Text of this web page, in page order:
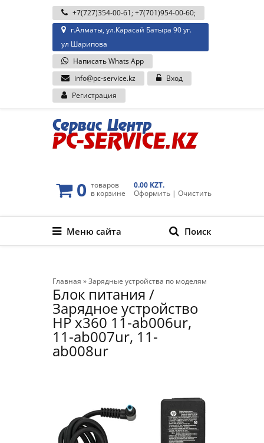
+7(727)354-00-61;+7(701)954-00-60;
г.Алматы, ул.Карасай Батыра 90 уг.
ул Шарипова
Написать Whats App
info@pc-service.kz
Вход
Регистрация
0 товаров
в корзине
0.00 KZT.
Оформить | Очистить
Меню сайта Поиск
Главная »Зарядные устройства по моделям
Блок питания /
Зарядное устройство
HP x360 11-ab006ur,
11-ab007ur, 11-
ab008ur